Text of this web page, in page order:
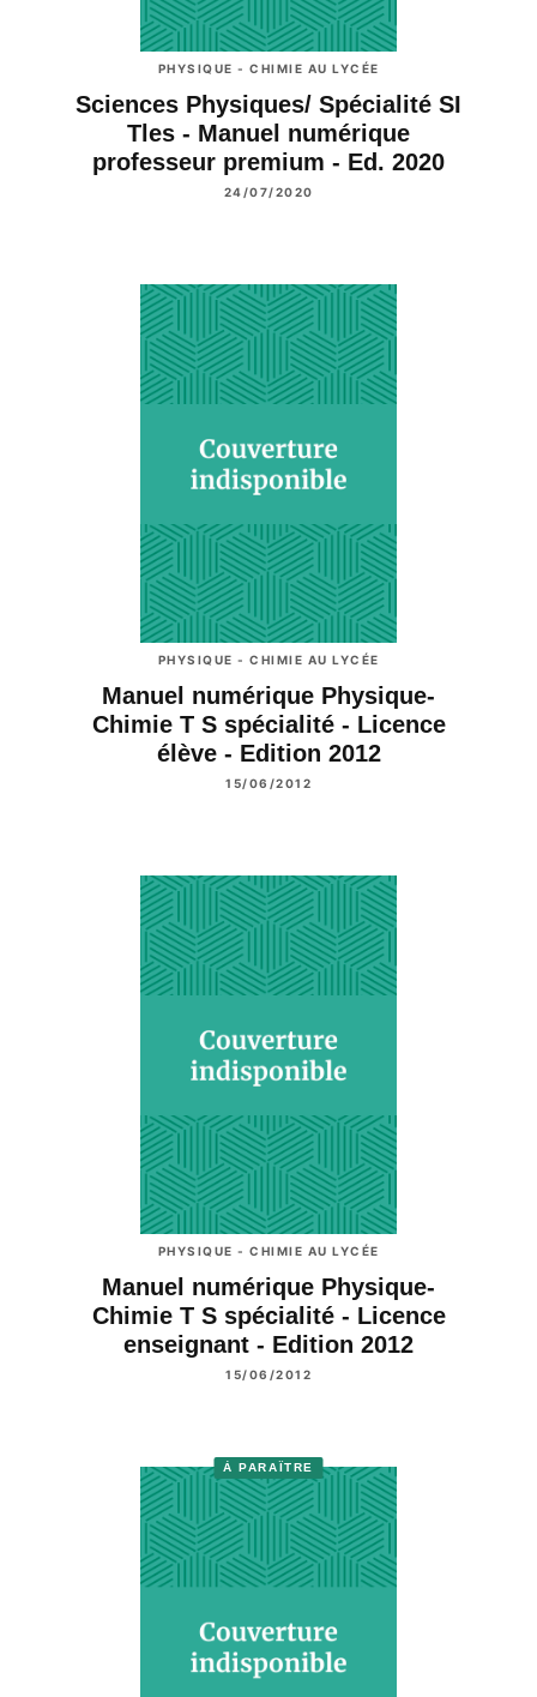
PHYSIQUE - CHIMIE AU LYCÉE
Sciences Physiques/ Spécialité SI
Tles - Manuel numérique
professeur premium - Ed. 2020
24/07/2020
PHYSIQUE - CHIMIE AU LYCÉE
Manuel numérique Physique-
Chimie T S spécialité - Licence
élève - Edition 2012
15/06/2012
PHYSIQUE - CHIMIE AU LYCÉE
Manuel numérique Physique-
Chimie T S spécialité - Licence
enseignant - Edition 2012
15/06/2012
À PARAÎTRE